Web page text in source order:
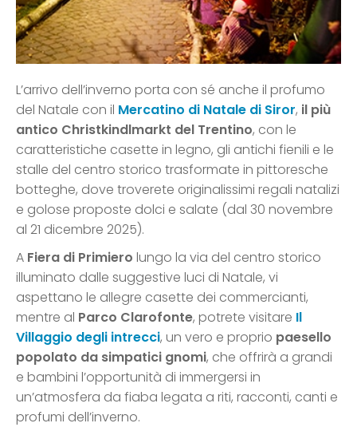
L’arrivo dell’inverno porta con sé anche il profumo
del Natale con il Mercatino di Natale di Siror, il più
antico Christkindlmarkt del Trentino, con le
caratteristiche casette in legno, gli antichi fienili e le
stalle del centro storico trasformate in pittoresche
botteghe, dove troverete originalissimi regali natalizi
e golose proposte dolci e salate (dal 30 novembre
al 21 dicembre 2025).
A Fiera di Primiero lungo la via del centro storico
illuminato dalle suggestive luci di Natale, vi
aspettano le allegre casette dei commercianti,
mentre al Parco Clarofonte, potrete visitare Il
Villaggio degli intrecci, un vero e proprio paesello
popolato da simpatici gnomi, che offrirà a grandi
e bambini l’opportunità di immergersi in
un’atmosfera da fiaba legata a riti, racconti, canti e
profumi dell’inverno.